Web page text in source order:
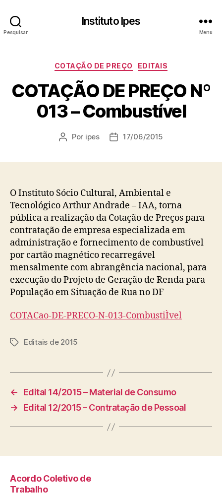
Pesquisar
Instituto Ipes
Menu
Categorias
COTAÇÃO DE PREÇO EDITAIS
COTAÇÃO DE PREÇO Nº
013 – Combustível
Autor
Por ipes
Data17/06/2015
O Instituto Sócio Cultural, Ambiental e
Tecnológico Arthur Andrade – IAA, torna
pública a realização da Cotação de Preços para
contratação de empresa especializada em
administração e fornecimento de combustível
por cartão magnético recarregável
mensalmente com abrangência nacional, para
execução do Projeto de Geração de Renda para
População em Situação de Rua no DF
COTACao-DE-PRECO-N-013-CombustiÌvel
TagsEditais de 2015
←
Edital 14/2015 – Material de Consumo
→
Edital 12/2015 – Contratação de Pessoal
Acordo Coletivo de
Trabalho